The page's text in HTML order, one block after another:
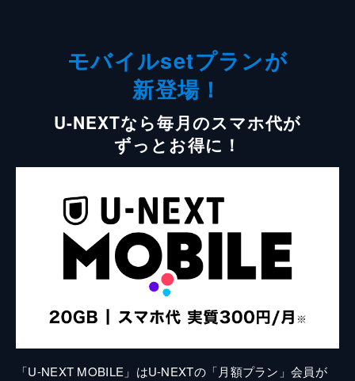
モバイルsetプランが
新登場！
U-NEXTなら毎月のスマホ代が
ずっとお得に！
「U-NEXT MOBILE」はU-NEXTの「月額プラン」会員が